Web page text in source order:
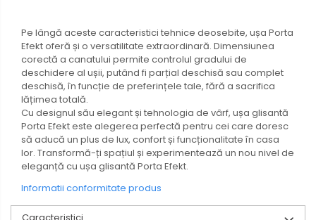
Pe lângă aceste caracteristici tehnice deosebite, ușa Porta
Efekt oferă și o versatilitate extraordinară. Dimensiunea
corectă a canatului permite controlul gradului de
deschidere al ușii, putând fi parțial deschisă sau complet
deschisă, în funcție de preferințele tale, fără a sacrifica
lățimea totală.
Cu designul său elegant și tehnologia de vârf, ușa glisantă
Porta Efekt este alegerea perfectă pentru cei care doresc
să aducă un plus de lux, confort și funcționalitate în casa
lor. Transformă-ți spațiul și experimentează un nou nivel de
eleganță cu ușa glisantă Porta Efekt.
Informatii conformitate produs
Caracteristici